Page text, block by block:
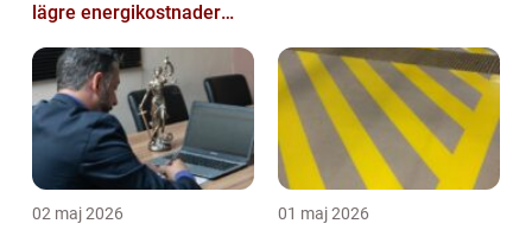
lägre energikostnader
inomhusklimat
02 maj 2026 01 maj 2026